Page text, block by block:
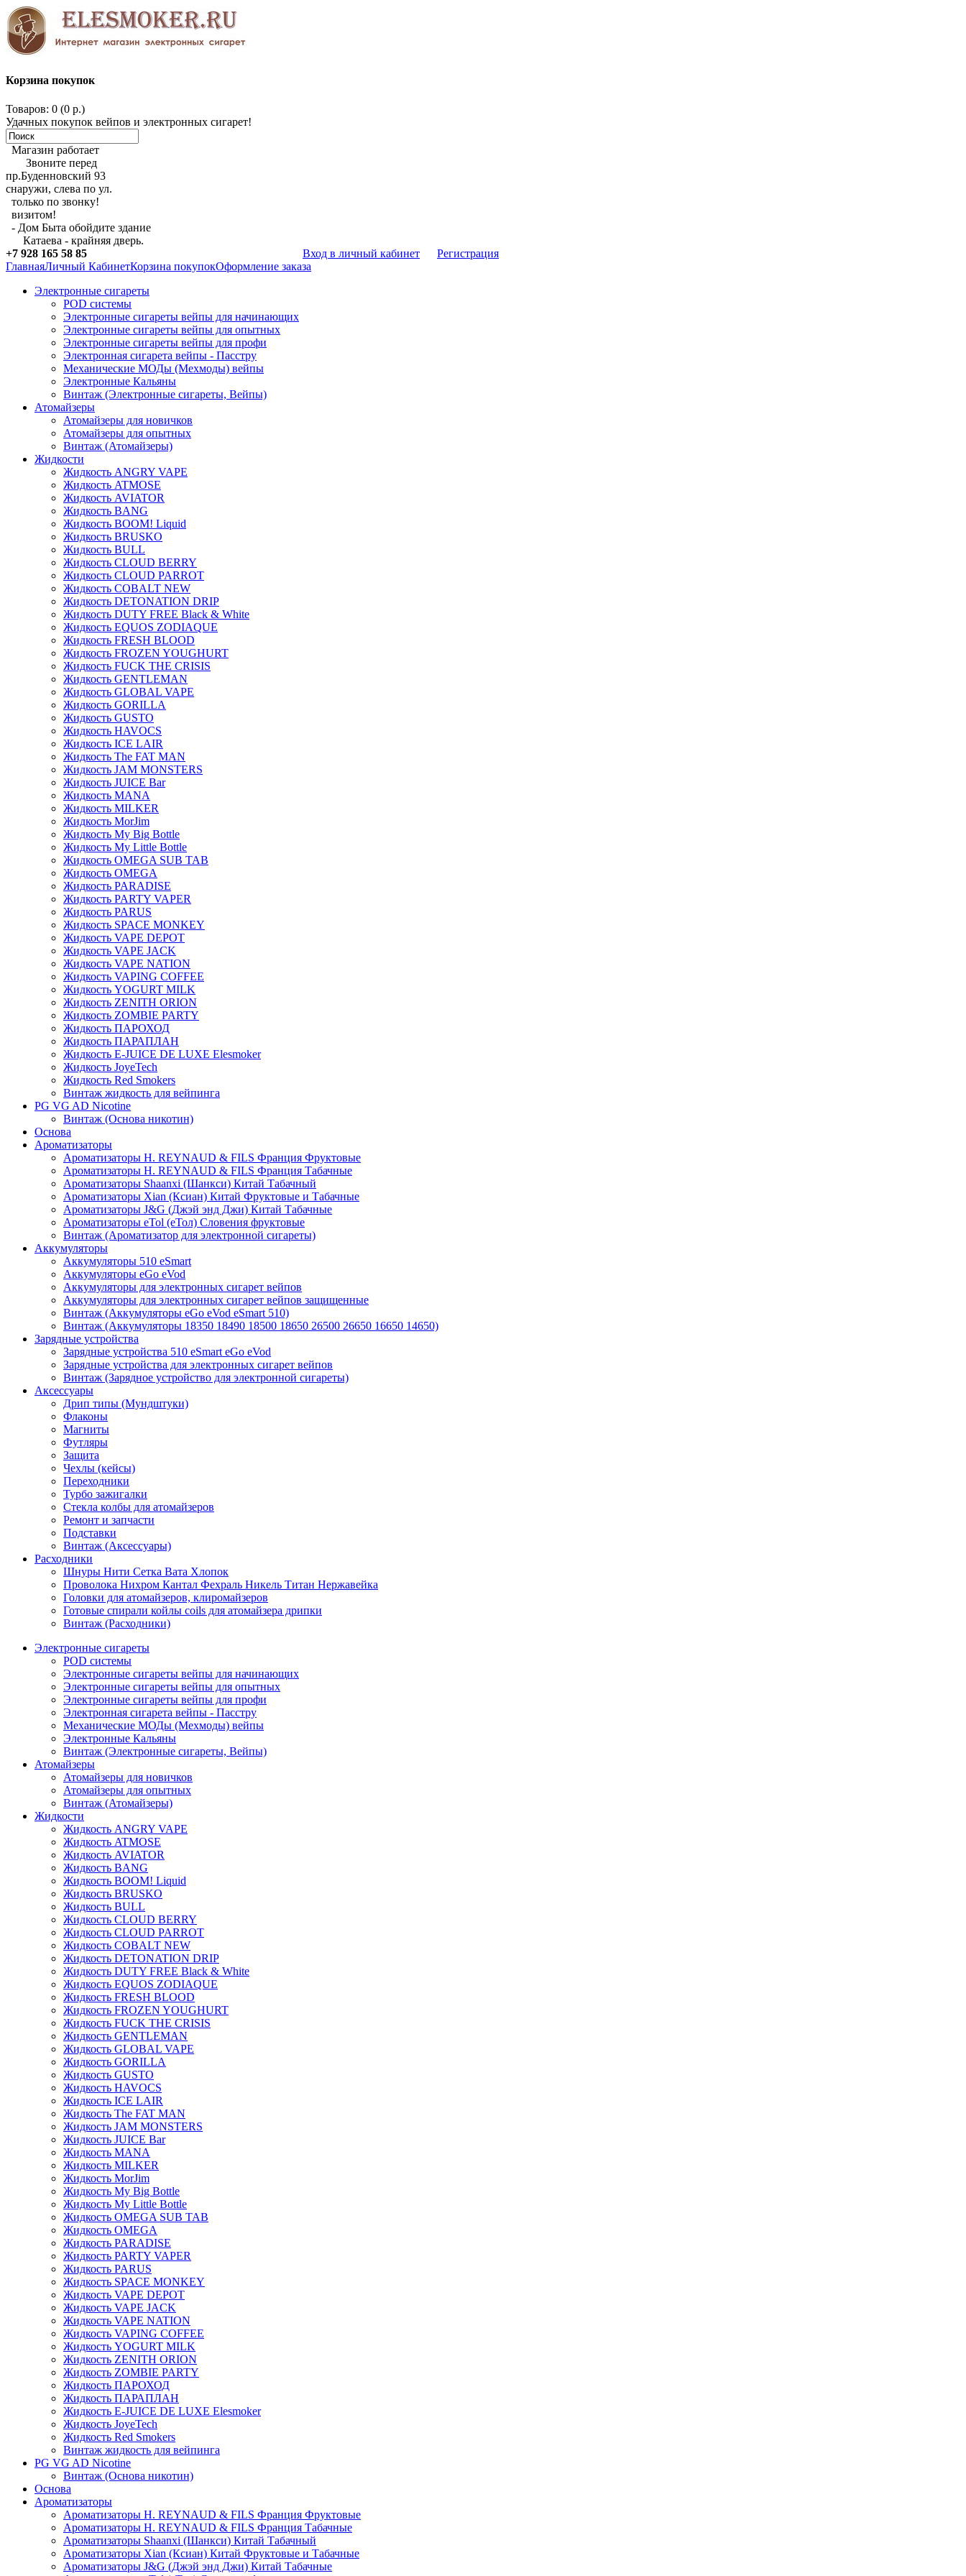
Корзина покупок
Товаров: 0 (0 р.)
Удачных покупок вейпов и электронных сигарет!
Магазин работает
Звоните перед
пр.Буденновский 93
снаружи, слева по ул.
только по звонку!
визитом!
- Дом Быта обойдите здание
Катаева - крайняя дверь.
+7 928 165 58 85 Вход в личный кабинет
Регистрация
ГлавнаяЛичный КабинетКорзина покупокОформление заказа
Электронные сигареты
POD системы
Электронные сигареты вейпы для начинающих
Электронные сигареты вейпы для опытных
Электронные сигареты вейпы для профи
Электронная сигарета вейпы - Пасстру
Механические МОДы (Мехмоды) вейпы
Электронные Кальяны
Винтаж (Электронные сигареты, Вейпы)
Атомайзеры
Атомайзеры для новичков
Атомайзеры для опытных
Винтаж (Атомайзеры)
Жидкости
Жидкость ANGRY VAPE
Жидкость ATMOSE
Жидкость AVIATOR
Жидкость BANG
Жидкость BOOM! Liquid
Жидкость BRUSKO
Жидкость BULL
Жидкость CLOUD BERRY
Жидкость CLOUD PARROT
Жидкость COBALT NEW
Жидкость DETONATION DRIP
Жидкость DUTY FREE Black & White
Жидкость EQUOS ZODIAQUE
Жидкость FRESH BLOOD
Жидкость FROZEN YOUGHURT
Жидкость FUCK THE CRISIS
Жидкость GENTLEMAN
Жидкость GLOBAL VAPE
Жидкость GORILLA
Жидкость GUSTO
Жидкость HAVOCS
Жидкость ICE LAIR
Жидкость The FAT MAN
Жидкость JAM MONSTERS
Жидкость JUICE Bar
Жидкость MANA
Жидкость MILKER
Жидкость MorJim
Жидкость My Big Bottle
Жидкость My Little Bottle
Жидкость OMEGA SUB TAB
Жидкость OMEGA
Жидкость PARADISE
Жидкость PARTY VAPER
Жидкость PARUS
Жидкость SPACE MONKEY
Жидкость VAPE DEPOT
Жидкость VAPE JACK
Жидкость VAPE NATION
Жидкость VAPING COFFEE
Жидкость YOGURT MILK
Жидкость ZENITH ORION
Жидкость ZOMBIE PARTY
Жидкость ПАРОХОД
Жидкость ПАРАПЛАН
Жидкость E-JUIСE DE LUXE Elesmoker
Жидкость JoyeTech
Жидкость Red Smokers
Винтаж жидкость для вейпинга
PG VG AD Nicotine
Винтаж (Основа никотин)
Основа
Ароматизаторы
Ароматизаторы H. REYNAUD & FILS Франция Фруктовые
Ароматизаторы H. REYNAUD & FILS Франция Табачные
Ароматизаторы Shaanxi (Шанкси) Китай Табачный
Ароматизаторы Xian (Ксиан) Китай Фруктовые и Табачные
Ароматизаторы J&G (Джэй энд Джи) Китай Табачные
Ароматизаторы eTol (еТол) Словения фруктовые
Винтаж (Ароматизатор для электронной сигареты)
Аккумуляторы
Аккумуляторы 510 eSmart
Аккумуляторы eGo eVod
Аккумуляторы для электронных сигарет вейпов
Аккумуляторы для электронных сигарет вейпов защищенные
Винтаж (Аккумуляторы eGo eVod eSmart 510)
Винтаж (Аккумуляторы 18350 18490 18500 18650 26500 26650 16650 14650)
Зарядные устройства
Зарядные устройства 510 eSmart eGo eVod
Зарядные устройства для электронных сигарет вейпов
Винтаж (Зарядное устройство для электронной сигареты)
Аксессуары
Дрип типы (Мундштуки)
Флаконы
Магниты
Футляры
Защита
Чехлы (кейсы)
Переходники
Турбо зажигалки
Стекла колбы для атомайзеров
Ремонт и запчасти
Подставки
Винтаж (Аксессуары)
Расходники
Шнуры Нити Сетка Вата Хлопок
Проволока Нихром Кантал Фехраль Никель Титан Нержавейка
Головки для атомайзеров, клиромайзеров
Готовые спирали койлы coils для атомайзера дрипки
Винтаж (Расходники)
Электронные сигареты
POD системы
Электронные сигареты вейпы для начинающих
Электронные сигареты вейпы для опытных
Электронные сигареты вейпы для профи
Электронная сигарета вейпы - Пасстру
Механические МОДы (Мехмоды) вейпы
Электронные Кальяны
Винтаж (Электронные сигареты, Вейпы)
Атомайзеры
Атомайзеры для новичков
Атомайзеры для опытных
Винтаж (Атомайзеры)
Жидкости
Жидкость ANGRY VAPE
Жидкость ATMOSE
Жидкость AVIATOR
Жидкость BANG
Жидкость BOOM! Liquid
Жидкость BRUSKO
Жидкость BULL
Жидкость CLOUD BERRY
Жидкость CLOUD PARROT
Жидкость COBALT NEW
Жидкость DETONATION DRIP
Жидкость DUTY FREE Black & White
Жидкость EQUOS ZODIAQUE
Жидкость FRESH BLOOD
Жидкость FROZEN YOUGHURT
Жидкость FUCK THE CRISIS
Жидкость GENTLEMAN
Жидкость GLOBAL VAPE
Жидкость GORILLA
Жидкость GUSTO
Жидкость HAVOCS
Жидкость ICE LAIR
Жидкость The FAT MAN
Жидкость JAM MONSTERS
Жидкость JUICE Bar
Жидкость MANA
Жидкость MILKER
Жидкость MorJim
Жидкость My Big Bottle
Жидкость My Little Bottle
Жидкость OMEGA SUB TAB
Жидкость OMEGA
Жидкость PARADISE
Жидкость PARTY VAPER
Жидкость PARUS
Жидкость SPACE MONKEY
Жидкость VAPE DEPOT
Жидкость VAPE JACK
Жидкость VAPE NATION
Жидкость VAPING COFFEE
Жидкость YOGURT MILK
Жидкость ZENITH ORION
Жидкость ZOMBIE PARTY
Жидкость ПАРОХОД
Жидкость ПАРАПЛАН
Жидкость E-JUIСE DE LUXE Elesmoker
Жидкость JoyeTech
Жидкость Red Smokers
Винтаж жидкость для вейпинга
PG VG AD Nicotine
Винтаж (Основа никотин)
Основа
Ароматизаторы
Ароматизаторы H. REYNAUD & FILS Франция Фруктовые
Ароматизаторы H. REYNAUD & FILS Франция Табачные
Ароматизаторы Shaanxi (Шанкси) Китай Табачный
Ароматизаторы Xian (Ксиан) Китай Фруктовые и Табачные
Ароматизаторы J&G (Джэй энд Джи) Китай Табачные